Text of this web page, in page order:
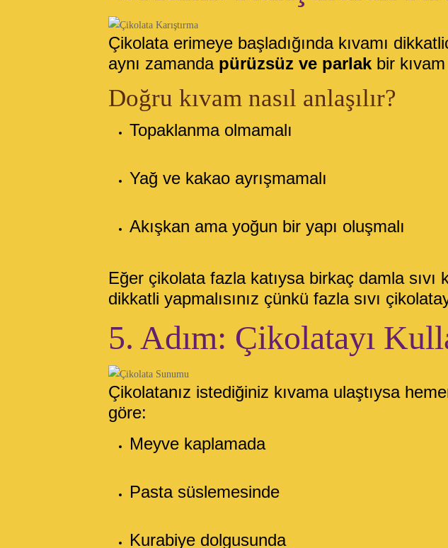
Çikolata erimeye başladığında kıvamı
aynı zamanda pürüzsüz ve parlakbir
Doğru kıvam nasıl anlaşılır?
Topaklanma olmamalı
Yağ ve kakao ayrışmamalı
Akışkan ama yoğun bir yapı oluşmalı
Eğer çikolata fazla katıysa birkaç damla
dikkatli yapmalısınız çünkü fazla sıvı
5. Adım: Çikolatayı
Çikolatanız istediğiniz kıvama ulaştıysa
göre:
Meyve kaplamada
Pasta süslemesinde
Kurabiye dolgusunda